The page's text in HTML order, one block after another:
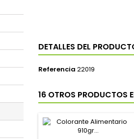
DETALLES DEL
Referencia 22019
16 OTROS PRODUCTOS